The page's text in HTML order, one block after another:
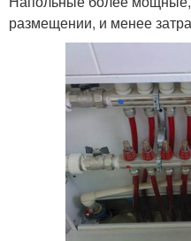
размещении, и менее